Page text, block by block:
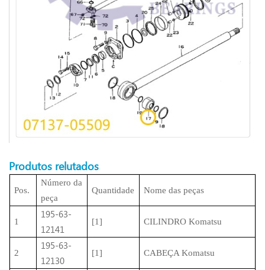
Produtos relutados
Pos.
Número da
peça
Quantidade Nome das peças
1
195-63-
12141
[1] CILINDRO Komatsu
2
195-63-
12130
[1] CABEÇA Komatsu